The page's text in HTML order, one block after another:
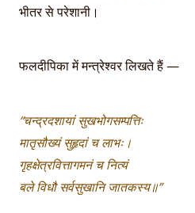
भीतर से परेशानी।
फलदीपिका में मन्त्रेश्वर लिखते हैं —
“चन्द्रदशायां सुखभोगसम्पत्तिः
मातृसौख्यं सुहृदां च लाभः।
गृहक्षेत्रवित्तागमनं च नित्यं
बले विधौ सर्वसुखानि जातकस्य॥”